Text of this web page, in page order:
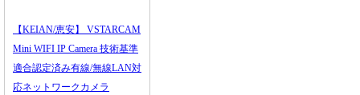
【KEIAN/恵安】 VSTARCAM
Mini WIFI IP Camera 技術基準
適合認定済み有線/無線LAN対
応ネットワークカメラ